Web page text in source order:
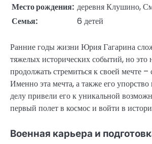
Место рождения: деревня Клушино,
Семья:
6 детей
Ранние годы жизни Юрия Гагарина
тяжелых исторических событий, но
продолжать стремиться к своей мечте –
Именно эта мечта, а также его
делу привели его к уникальной
первый полет в космос и войти в
Военная карьера и